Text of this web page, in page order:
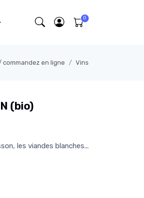
en ligne Vins
(bio)
les viandes blanches...